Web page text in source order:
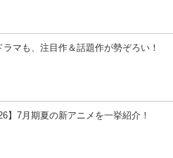
ラマも、注目作＆話題作が勢ぞろい！
】7月期夏の新アニメを一挙紹介！